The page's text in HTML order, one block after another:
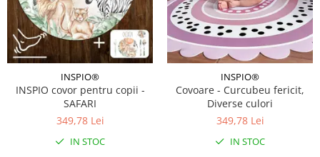
Ingrijire adulti
Siguranta animale companie
Carduri Cadou
Propuneri Cadou
Produse Sub 50 Lei
INSPIO®
INSPIO covor pentru copii -
SAFARI
349,78 Lei
IN STOC
INSPIO®
Covoare - Curcubeu fericit,
Diverse culori
349,78 Lei
IN STOC